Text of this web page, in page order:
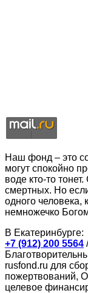
Наш фонд – это
могут спокойно
воде кто-то
смертных. Но
одного человека,
немножечко
В Екатеринбурге:
+7 (912) 200 5564
rusfond.ru для
пожертвований,
целевое